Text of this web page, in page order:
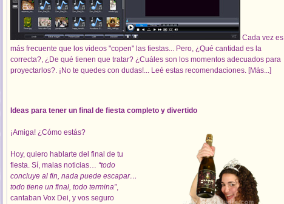
Cada vez es
más frecuente que los videos "copen" las fiestas... Pero, ¿Qué cantidad es la
correcta?, ¿De qué tienen que tratar? ¿Cuáles son los momentos adecuados para
proyectarlos?. ¡No te quedes con dudas!... Leé estas recomendaciones. [Más...]
Ideas para tener un final de fiesta completo y divertido
¡Amiga! ¿Cómo estás?
Hoy, quiero hablarte del final de tu
fiesta. Sí, malas noticias… “todo
concluye al fin, nada puede escapar…
todo tiene un final, todo termina”,
cantaban Vox Dei, y vos seguro